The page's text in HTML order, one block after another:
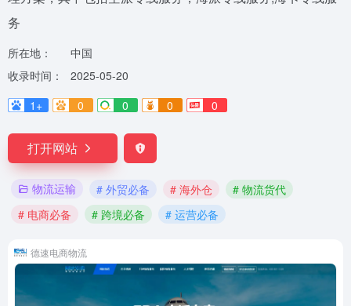
务
所在地：
中国
收录时间：
2025-05-20
1+
0 0 0 0
打开网站
物流运输 # 外贸必备 # 海外仓
# 物流货代
# 电商必备
# 跨境必备 # 运营必备
德速电商物流